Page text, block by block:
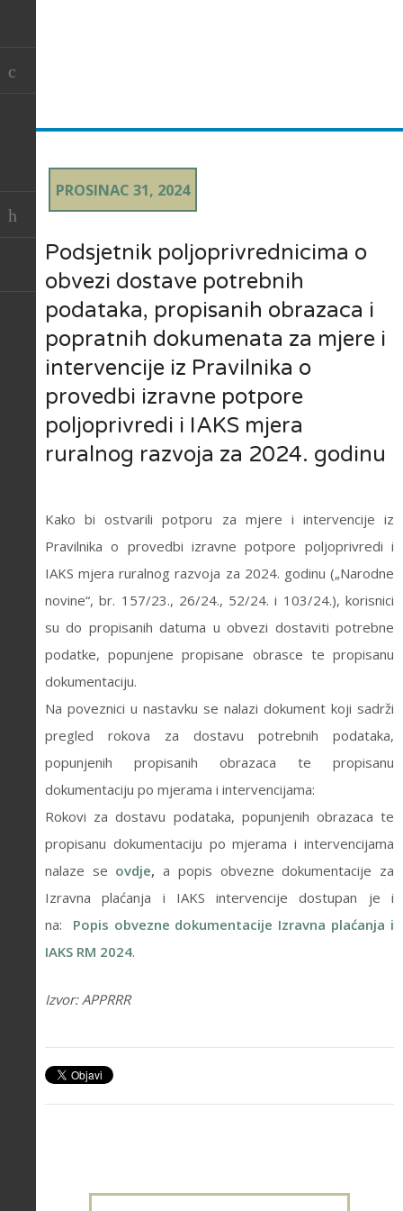
PROSINAC 31, 2024
Podsjetnik poljoprivrednicima o
obvezi dostave potrebnih
podataka, propisanih obrazaca i
popratnih dokumenata za mjere i
intervencije iz Pravilnika o
provedbi izravne potpore
poljoprivredi i IAKS mjera
ruralnog razvoja za 2024. godinu
Kako bi ostvarili potporu za mjere i intervencije iz
Pravilnika o provedbi izravne potpore poljoprivredi i
IAKS mjera ruralnog razvoja za 2024. godinu („Narodne
novine“, br. 157/23., 26/24., 52/24. i 103/24.), korisnici
su do propisanih datuma u obvezi dostaviti potrebne
podatke, popunjene propisane obrasce te propisanu
dokumentaciju.
Na poveznici u nastavku se nalazi dokument koji sadrži
pregled rokova za dostavu potrebnih podataka,
popunjenih propisanih obrazaca te propisanu
dokumentaciju po mjerama i intervencijama:
Rokovi za dostavu podataka, popunjenih obrazaca te
propisanu dokumentaciju po mjerama i intervencijama
nalaze se ovdje, a popis obvezne dokumentacije za
Izravna plaćanja i IAKS intervencije dostupan je i
na: Popis obvezne dokumentacije Izravna plaćanja i
IAKS RM 2024.
Izvor: APPRRR